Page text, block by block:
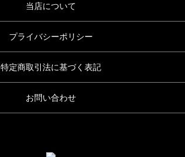
当店について
プライバシーポリシー
特定商取引法に基づく表記
お問い合わせ